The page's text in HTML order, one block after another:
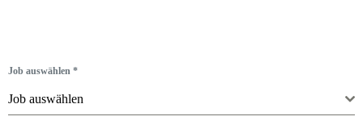
Job auswählen *
Job auswählen